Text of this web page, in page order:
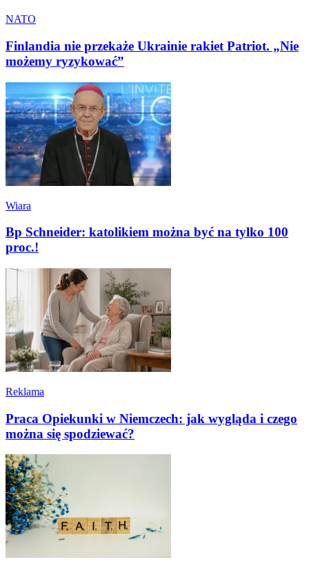
NATO
Finlandia nie przekaże Ukrainie rakiet Patriot. „Nie
możemy ryzykować”
Wiara
Bp Schneider: katolikiem można być na tylko 100
proc.!
Reklama
Praca Opiekunki w Niemczech: jak wygląda i czego
można się spodziewać?